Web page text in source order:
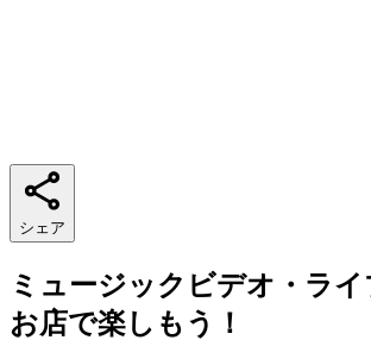
シェア
ミュージックビデオ・ライ
お店で楽しもう！